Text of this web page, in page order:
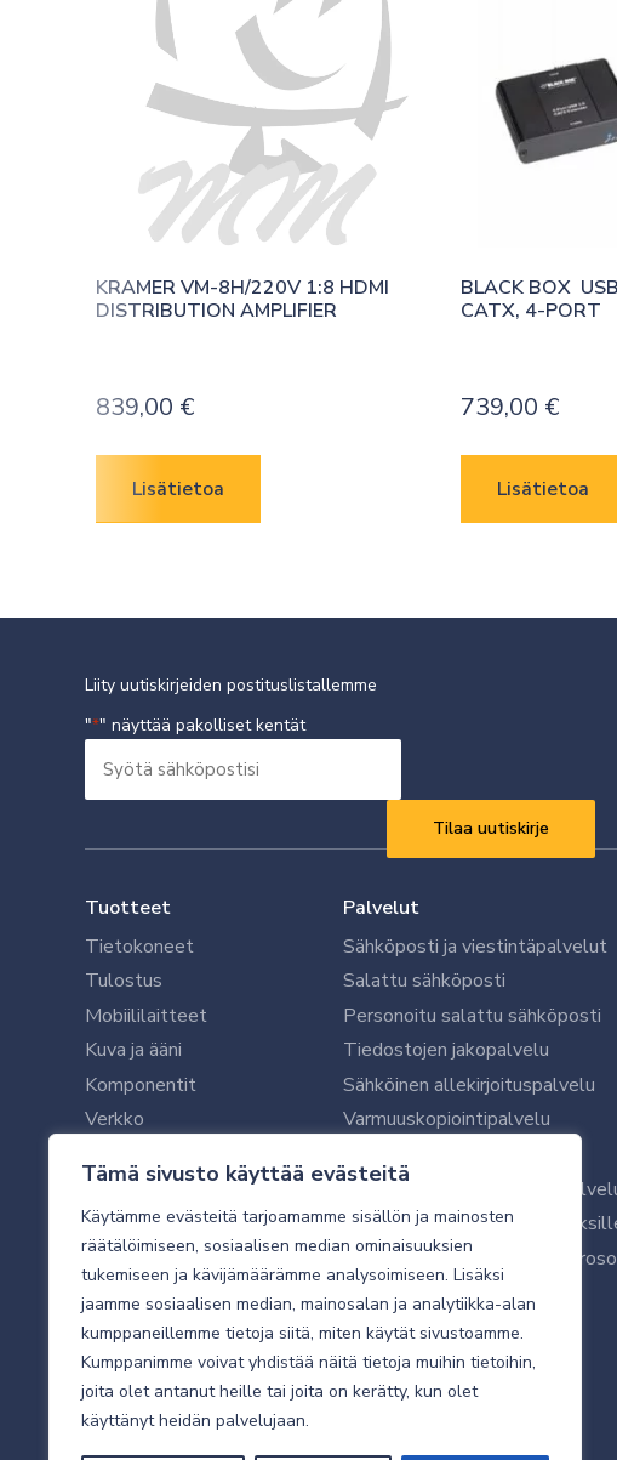
Tämä sivusto käyttää evästeitä
Käytämme evästeitä tarjoamamme sisällön ja mainosten
räätälöimiseen, sosiaalisen median ominaisuuksien
tukemiseen ja kävijämäärämme analysoimiseen. Lisäksi
jaamme sosiaalisen median, mainosalan ja analytiikka-alan
kumppaneillemme tietoja siitä, miten käytät sivustoamme.
Kumppanimme voivat yhdistää näitä tietoja muihin tietoihin,
joita olet antanut heille tai joita on kerätty, kun olet
käyttänyt heidän palvelujaan.
KRAMER VM-8H/220V 1:8 HDMI
DISTRIBUTION AMPLIFIER
839,00 €
Lisätietoa
BLACK BOX
CATX, 4-PORT
739,00 €
Lisätietoa
Liity uutiskirjeiden postituslistallemme
"*" näyttää pakolliset kentät
sähköpostisi
Tuotteet
Tietokoneet
Tulostus
Mobiililaitteet
Kuva ja ääni
Komponentit
Verkko
Oheislaitteet
Palvelut
Sähköposti ja viestintäpalvelut
Salattu sähköposti
Personoitu salattu sähköposti
Tiedostojen jakopalvelu
Sähköinen allekirjoituspalvelu
Varmuuskopiointipalvelu
Microsoft 365 -
WithSecure tietoturva
WithSecuren tietoturva
Käyttäjätukipalvelu
Tietoturvakartoitus
Sähköpostikartoitus
Valvottu tietoturva 24/7